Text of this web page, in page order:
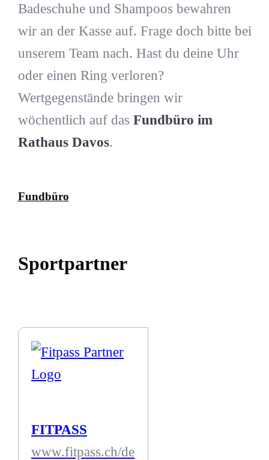
Badeschuhe und Shampoos bewahren
wir an der Kasse auf. Frage doch bitte bei
unserem Team nach. Hast du deine Uhr
oder einen Ring verloren?
Wertgegenstände bringen wir
wöchentlich auf das Fundbüro im
Rathaus Davos.
Fundbüro
Sportpartner
FITPASS
www.fitpass.ch/de